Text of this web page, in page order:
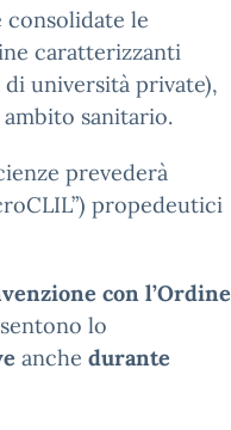
consolidate le
caratterizzanti
università private),
sanitario.
prevederà
propedeutici
con l’Ordine
lo
anche durante